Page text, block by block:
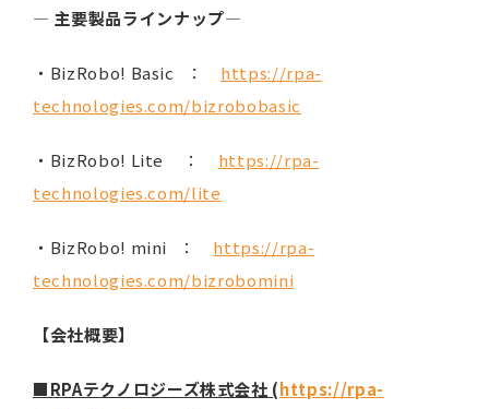
― 主要製品ラインナップ―
・BizRobo! Basic ： https://rpa-
technologies.com/bizrobobasic
・BizRobo! Lite ： https://rpa-
technologies.com/lite
・BizRobo! mini ： https://rpa-
technologies.com/bizrobomini
【会社概要】
■RPAテクノロジーズ株式会社 (https://rpa-